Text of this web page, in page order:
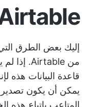
إليك بعض الطرق
من Airtable. إذا لم يكن كذلك
قاعدة البيانات هذه
المتاعب باتباع هذه